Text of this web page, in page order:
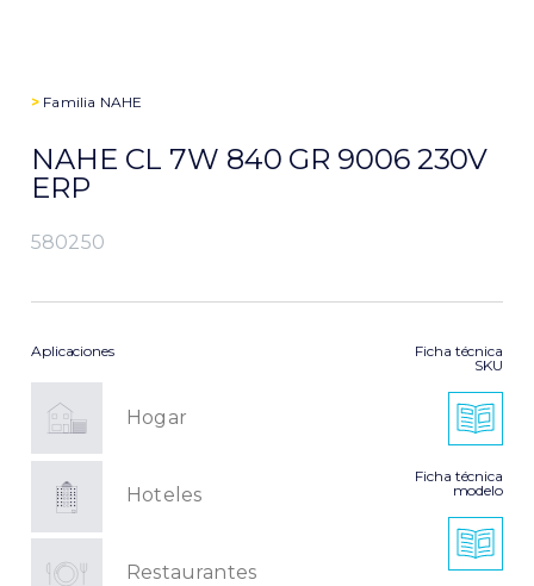
> Familia NAHE
NAHE CL 7W 840 GR 9006 230V
ERP
580250
Aplicaciones
Hogar
Hoteles
Restaurantes
Ficha técnica
SKU
Ficha técnica
modelo